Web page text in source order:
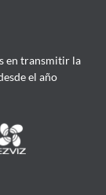
en transmitir la
el año